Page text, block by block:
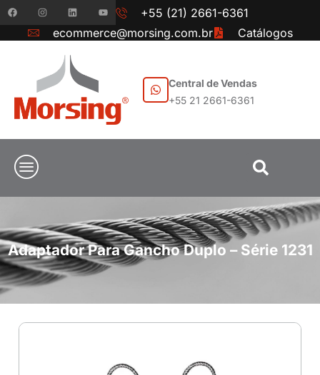
+55 (21) 2661-6361
ecommerce@morsing.com.br
Catálogos
Central de Vendas
+55 21 2661-6361
Adaptador Para Gancho Duplo – Série 1231